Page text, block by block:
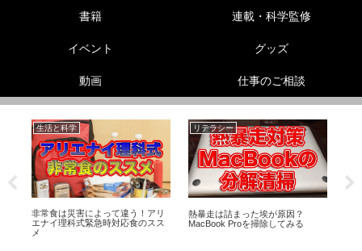
書籍 連載・科学監修
イベント グッズ
動画 仕事のご相談
生活と科学
非常食は災害によって違う！アリ
エナイ理科式緊急時対応食のスス
メ
リテラシー
熱暴走は詰まった埃が原因？
MacBook Proを掃除してみる